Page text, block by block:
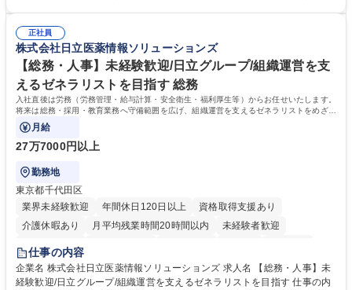
でも質問・相談できる環境が整っているため、安心して成長できます。 募
集職種 【森ビルG】人事・総務◆賞与5ヶ月◆年休120日◆残業少なめ◆
リモート可
務に挑戦できるため、自身の成長と組織への貢献度をダイレクトに実感で
きます。 残業少なめ、週1日リモート可など、ワークライフバランスを保
ち長期活躍できる環境です。 「これまでの幅広い経験を活かし、長期的な
キャリアを築きたい」という前向きな意欲と挑戦を全力で応援します。 学
歴・資格 学歴：大学院 大学 高専 短大 専修学校 高校 語学力： 資格：日商
簿記検定1級 日商簿記検定2級 日商簿記検定3級
正社員
株式会社日立医薬情報ソリューションズ
【総務・人事】未経験歓迎/日立グループ/組織運営を支
えるゼネラリストを目指す 総務
入社直後は労務（労務管理・給与計算・安全衛生・福利厚生等）からお任せいたします。
将来は総務・採用・教育業務へ守備範囲を広げ、組織運営を支えるゼネラリストをめざせ
ます。
月給
27万7000円以上
勤務地
東京都千代田区
業界未経験歓迎
年間休日120日以上
資格取得支援あり
介護休暇あり
月平均残業時間20時間以内
未経験者歓迎
住宅手当あり
育休あり
完全週休2日制 交通費支給 土日祝休み 寮・社宅あり
仕事の内容
企業名 株式会社日立医薬情報ソリューションズ 求人名 【総務・人事】未
経験歓迎/日立グループ/組織運営を支えるゼネラリストを目指す 仕事の内